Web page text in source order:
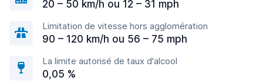
20 – 50 km/h ou 12 – 31 mph
Limitation de vitesse hors agglomération
90 – 120 km/h ou 56 – 75 mph
La limite autorisé de taux d'alcool
0,05 %